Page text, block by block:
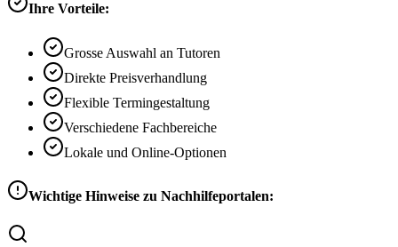
Ihre Vorteile:
Grosse Auswahl an Tutoren
Direkte Preisverhandlung
Flexible Termingestaltung
Verschiedene Fachbereiche
Lokale und Online-Optionen
Wichtige Hinweise zu Nachhilfeportalen: